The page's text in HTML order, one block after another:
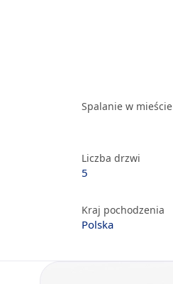
Spalanie w mieście
Liczba drzwi
5
Kraj pochodzenia
Polska